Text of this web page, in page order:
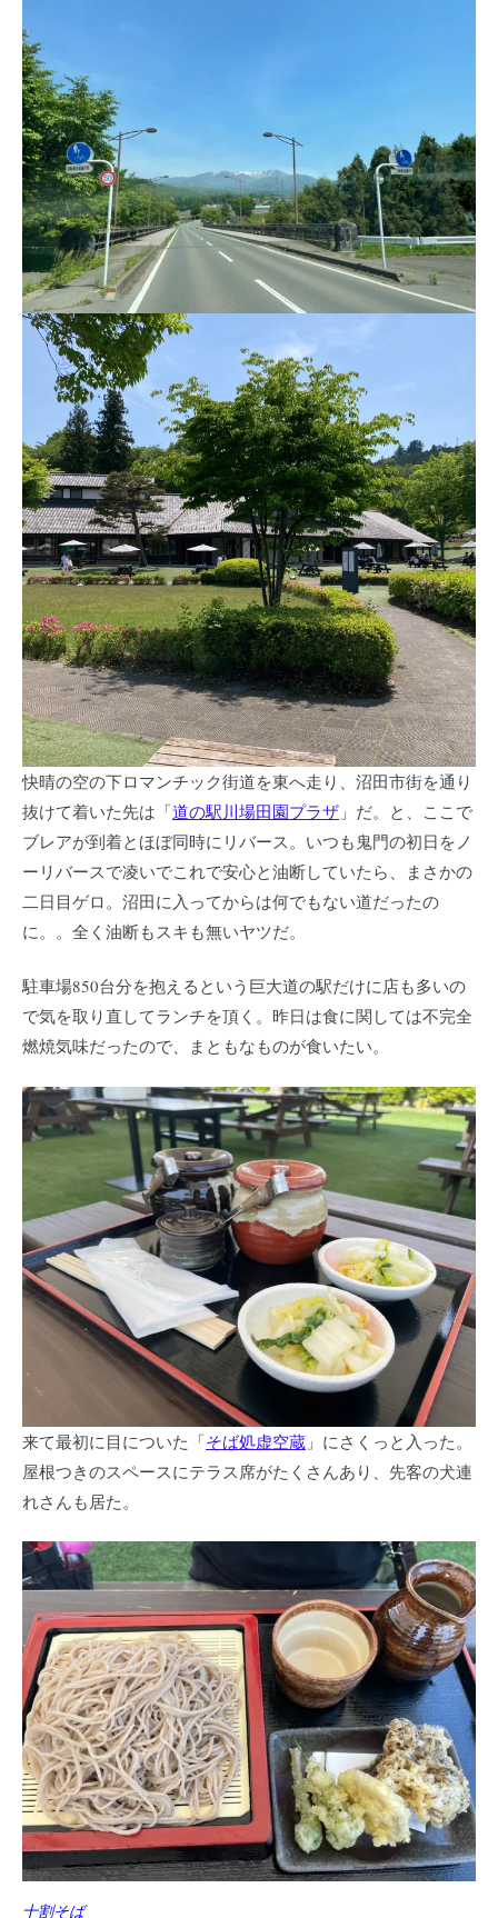
快晴の空の下ロマンチック街道を東へ走り、沼田市街を通り
抜けて着いた先は「道の駅川場田園プラザ 」だ。と、ここで
ブレアが到着とほぼ同時にリバース。いつも鬼門の初日をノ
ーリバースで凌いでこれで安心と油断していたら、まさかの
二日目ゲロ。沼田に入ってからは何でもない道だったの
に。。全く油断もスキも無いヤツだ。
駐車場850台分を抱えるという巨大道の駅だけに店も多いの
で気を取り直してランチを頂く。昨日は食に関しては不完全
燃焼気味だったので、まともなものが食いたい。
来て最初に目についた「そば処虚空蔵 」にさくっと入った。
屋根つきのスペースにテラス席がたくさんあり、先客の犬連
れさんも居た。
十割そば